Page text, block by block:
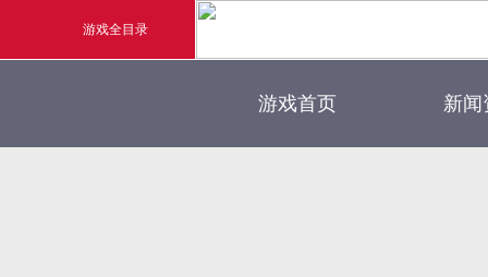
游戏全目录
玄幻游戏
玄天之剑
游戏首页 新闻
新闻